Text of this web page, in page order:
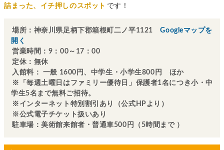
詰まった、イチ押しのスポット です！
場所：神奈川県足柄下郡箱根町二ノ平1121Googleマップを
開く
営業時間：9：00～17：00
定休：無休
入館料： 一般 1600円、中学生・小学生800円 ほか
※「毎週土曜日はファミリー優待日」保護者1名につき小・中
学生5名まで無料ご招待。
※インターネット特別割引あり（公式HPより）
※公式電子チケット扱いあり
駐車場：美術館来館者・普通車500円（5時間まで ）